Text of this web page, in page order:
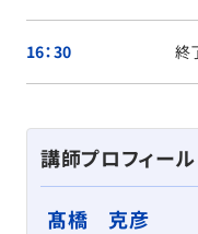
16：30 終
講師プロフィール
髙橋 克彦